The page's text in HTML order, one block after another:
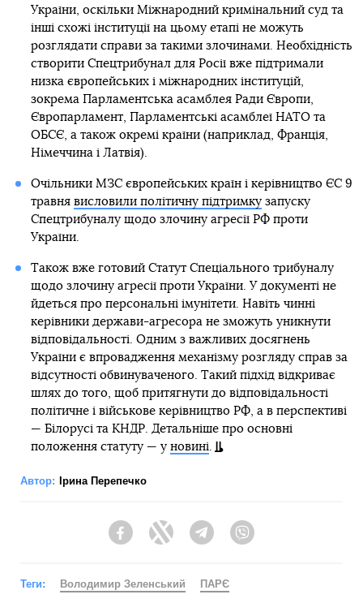
України, оскільки Міжнародний кримінальний суд та
інші схожі інституції на цьому етапі не можуть
розглядати справи за такими злочинами. Необхідність
створити Спецтрибунал для Росії вже підтримали
низка європейських і міжнародних інституцій,
зокрема Парламентська асамблея Ради Європи,
Європарламент, Парламентські асамблеї НАТО та
ОБСЄ, а також окремі країни (наприклад, Франція,
Німеччина і Латвія).
Очільники МЗС європейських країн і керівництво ЄС 9
травня висловили політичну підтримкузапуску
Спецтрибуналу щодо злочину агресії РФ проти
України.
Також вже готовий Статут Спеціального трибуналу
щодо злочину агресії проти України. У документі не
йдеться про персональні імунітети. Навіть чинні
керівники держави-агресора не зможуть уникнути
відповідальності. Одним з важливих досягнень
України є впровадження механізму розгляду справ за
відсутності обвинуваченого. Такий підхід відкриває
шлях до того, щоб притягнути до відповідальності
політичне і військове керівництво РФ, а в перспективі
— Білорусі та КНДР. Детальніше про основні
положення статуту — у новині.
Автор: Ірина Перепечко
FacebookTwitter Telegram
Теги: Володимир Зеленський ПАРЄ